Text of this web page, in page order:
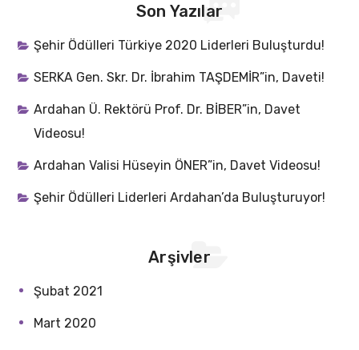
Son Yazılar
Şehir Ödülleri Türkiye 2020 Liderleri Buluşturdu!
SERKA Gen. Skr. Dr. İbrahim TAŞDEMİR”in, Daveti!
Ardahan Ü. Rektörü Prof. Dr. BİBER”in, Davet
Videosu!
Ardahan Valisi Hüseyin ÖNER”in, Davet Videosu!
Şehir Ödülleri Liderleri Ardahan’da Buluşturuyor!
Arşivler
Şubat 2021
Mart 2020